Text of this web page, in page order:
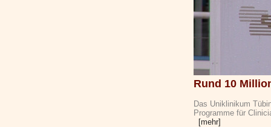
Rund 10
Das Uniklinikum
Programme für
[mehr]